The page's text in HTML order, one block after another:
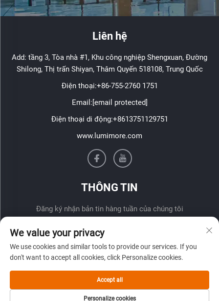
Liên hệ
Add: tầng 3, Tòa nhà #1, Khu công nghiệp Shengxuan, Đường
Shilong, Thị trấn Shiyan, Thâm Quyến 518108, Trung Quốc
Điện thoại:+86-755-2760 1751
Email:[email protected]
Điện thoại di động:+8613751129751
www.lumimore.com
THÔNG TIN
Đăng ký nhận bản tin hàng tuần của chúng tôi
Gửi
We value your privacy
We use cookies and similar tools to provide our services. If you
don't want to accept all cookies, click Personalize cookies.
Personalize cookies
Accept all